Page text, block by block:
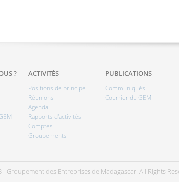
? ACTIVITÉS
Positions de principe
Réunions
Agenda
Rapports d'activités
Comptes
Groupements
PUBLICATIONS
Communiqués
Courrier du GEM
Groupement des Entreprises de Madagascar. All Rights